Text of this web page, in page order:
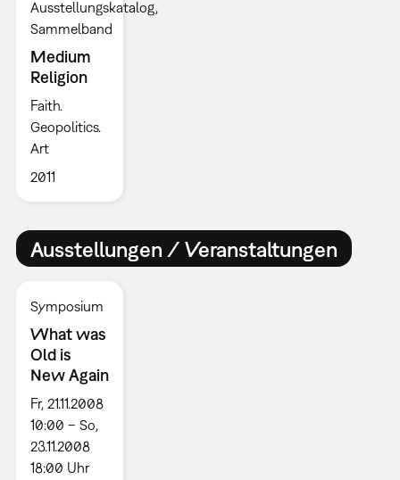
Ausstellungskatalog
Sammelband
Medium
Religion
Faith.
Geopolitics.
Art
2011
Ausstellungen / Veranstaltungen
Symposium
What was
Old is
New Again
Fr, 21.11.2008
10:00 – So,
23.11.2008
18:00 Uhr